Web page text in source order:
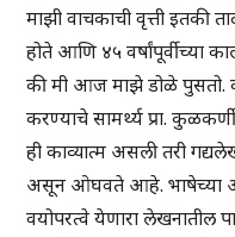
माझी वाचकाची वृत्ती इतकी
होते आणि ४५ वर्षांपूर्वीच्या
की मी आज माझे डोळे पुसतो.
करण्याचे सामर्थ्य प्रा.
ही काव्यात्म असली तरी
असून ओघवते आहे. भाषेच्या
वयोपरत्वे येणारा लेखनातील